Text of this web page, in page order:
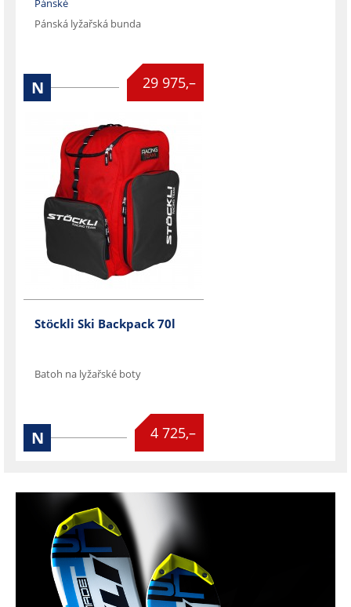
Pánské
Pánská lyžařská bunda
N

29 975,–
Stöckli Ski Backpack 70l
Batoh na lyžařské boty
N

4 725,–